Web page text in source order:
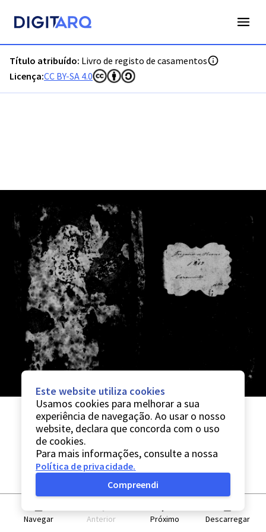
Título atribuído: Livro de registo de casamentos
Licença:CC BY-SA 4.0
Navegar Anterior Próximo Descarregar
Este website utiliza cookies
Usamos cookies para melhorar a sua
experiência de navegação. Ao usar o nosso
website, declara que concorda com o uso
de cookies.
Para mais informações, consulte a nossa
Política de privacidade.
Compreendi